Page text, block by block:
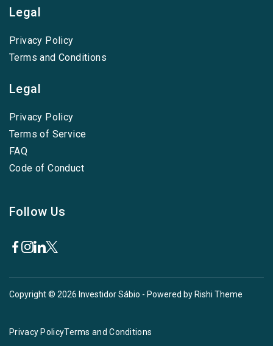
Legal
Privacy Policy
Terms and Conditions
Legal
Privacy Policy
Terms of Service
FAQ
Code of Conduct
Follow Us
Copyright © 2026 Investidor Sábio - Powered by Rishi Theme
Privacy PolicyTerms and Conditions